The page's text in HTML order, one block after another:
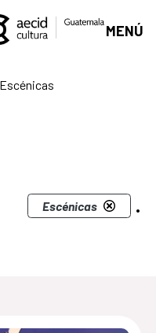
MENÚ
Escénicas
de
Escénicas .